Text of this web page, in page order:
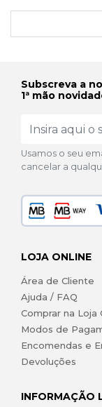
Subscreva a
1ª mão
Usamos o seu
cancelar a
LOJA ONLINE
Área de Cliente
Ajuda / FAQ
Comprar na Loja
Modos de
Encomendas e
Devoluções
INFORMAÇÃO